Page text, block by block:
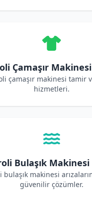
Çamaşır
çamaşır makinesi tamir
hizmetleri.
Bulaşık Makinesi
bulaşık makinesi
güvenilir çözümler.